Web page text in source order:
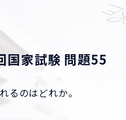
国家試験 問題55
るのはどれか。